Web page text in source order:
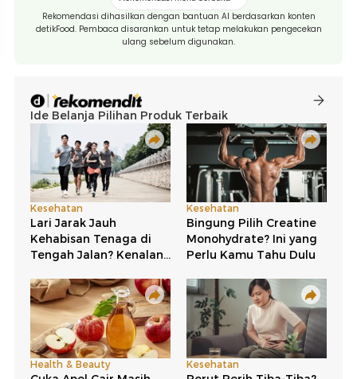
Rekomendasi dihasilkan dengan bantuan AI berdasarkan konten
detikFood. Pembaca disarankan untuk tetap melakukan pengecekan
ulang sebelum digunakan.